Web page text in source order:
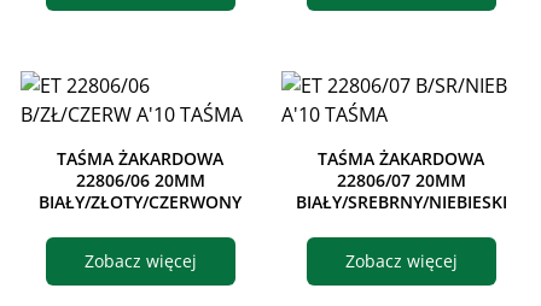
TAŚMA ŻAKARDOWA
22806/06 20MM
BIAŁY/ZŁOTY/CZERWONY
Zobacz więcej
TAŚMA ŻAKARDOWA
22806/07 20MM
BIAŁY/SREBRNY/NIEBIESKI
Zobacz więcej